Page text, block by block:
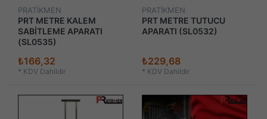
PRATİKMEN
PRT METRE KALEM
SABİTLEME APARATI
(SL0535)
₺166,32
* KDV Dahildir
PRATİKMEN
PRT METRE TUTUCU
APARATI (SL0532)
₺229,68
* KDV Dahildir